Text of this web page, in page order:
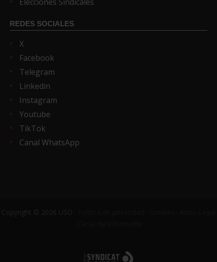
REDES SOCIALES
X
Facebook
Telegram
Linkedin
Instagram
Youtube
TikTok
Canal WhatsApp
Copyright © 2026 USO ·